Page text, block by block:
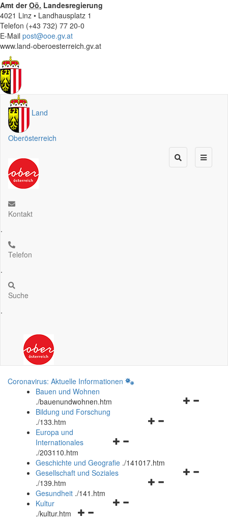
Amt derOö. Landesregierung
4021 Linz • Landhausplatz 1
Telefon (+43 732) 77 20-0
E-Mail post@ooe.gv.at
www.land-oberoesterreich.gv.at
Land
Oberösterreich
Kontakt
.
Telefon
.
Suche
.
Coronavirus: Aktuelle Informationen
Bauen und Wohnen
./bauenundwohnen.htm
Navigationsmenü
Bildung und Forschung
./133.htm
Navigationsmenü
und
schließen
Europa und
Internationales
./203110.htm
Geschichte und Geografie ./141017.htm
Navigationsmenü
Gesellschaft und Soziales
./139.htm
Navigationsmenü
Gesundheit ./141.htm
Navigationsmenü
Kultur
./kultur.htm